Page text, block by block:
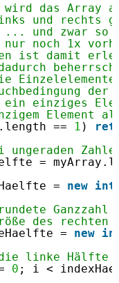
das Array
und rechts
und zwar so
noch 1x
ist damit
einziges
== 1 )
=
= new int
Ganzzahl
des rechten
= new
linke Hälfte
0 ; i <